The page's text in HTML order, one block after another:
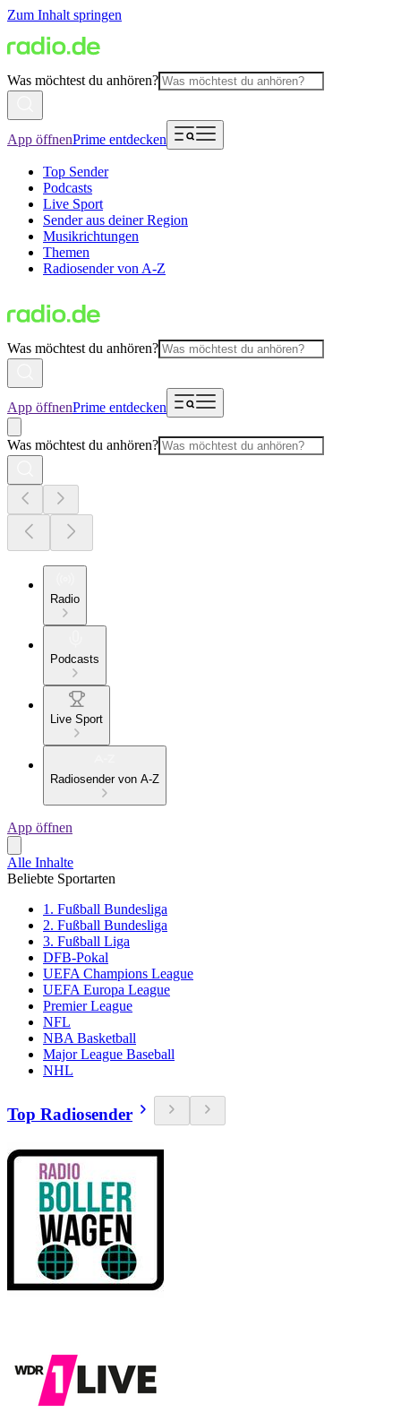
Zum Inhalt springen
Was möchtest du anhören?
App öffnenPrime entdecken
Top Sender
Podcasts
Live Sport
Sender aus deiner Region
Musikrichtungen
Themen
Radiosender von A-Z
Was möchtest du anhören?
App öffnenPrime entdecken
Was möchtest du anhören?
Radio
Podcasts
Live Sport
Radiosender von A-Z
App öffnen
Alle Inhalte
Beliebte Sportarten
1. Fußball Bundesliga
2. Fußball Bundesliga
3. Fußball Liga
DFB-Pokal
UEFA Champions League
UEFA Europa League
Premier League
NFL
NBA Basketball
Major League Baseball
NHL
Top Radiosender